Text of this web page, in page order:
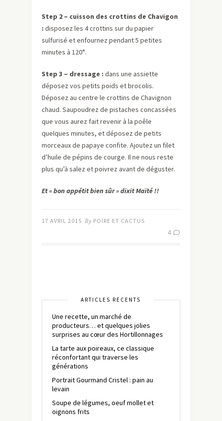
Step 2 – cuisson des crottins de Chavigon
: disposez les 4 crottins sur du papier
sulfurisé et enfournez pendant 5 petites
minutes à 120°.
Step 3 – dressage : dans une assiette
déposez vos petits poids et brocolis.
Déposez au centre le crottins de Chavignon
chaud. Saupoudrez de pistaches concassées
que vous aurez fait revenir à la poêle
quelques minutes, et déposez de petits
morceaux de papaye confite. Ajoutez un filet
d’huile de pépins de courge. Il ne nous reste
plus qu’à salez et poivrez avant de déguster.
Et « bon appétit bien sûr » dixit Maïté !!
17 AVRIL 2015 By POIRE ET CACTUS
4
ARTICLES RÉCENTS
Une recette, un marché de
producteurs… et quelques jolies
surprises au cœur des Hortillonnages
La tarte aux poireaux, ce classique
réconfortant qui traverse les
générations
Portrait Gourmand Cristel : pain au
levain
Soupe de légumes, oeuf mollet et
oignons frits